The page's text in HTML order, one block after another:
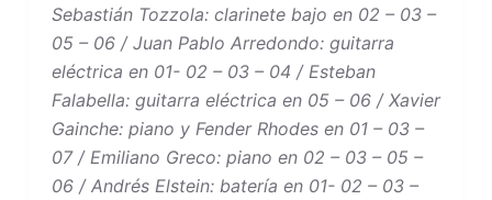
Sebastián Tozzola: clarinete bajo en 02 – 03 –
05 – 06 / Juan Pablo Arredondo: guitarra
eléctrica en 01- 02 – 03 – 04 / Esteban
Falabella: guitarra eléctrica en 05 – 06 / Xavier
Gainche: piano y Fender Rhodes en 01 – 03 –
07 / Emiliano Greco: piano en 02 – 03 – 05 –
06 / Andrés Elstein: batería en 01- 02 – 03 –